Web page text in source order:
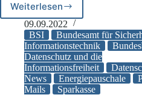
WeiterlesenBundesamt
für
Sicherheit
in
der
Informationstechnik
(BSI)
warnt
09.09.2022
BSI
Bundesamt für
Informationstechnik
Datenschutz und die
Informationsfreiheit
News
Energiepauschale
Mails
Sparkasse